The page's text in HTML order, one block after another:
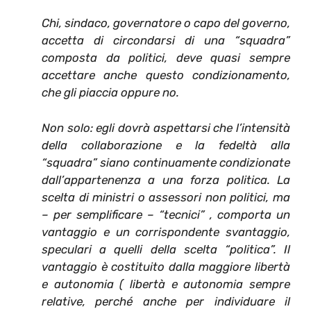
Chi, sindaco, governatore o capo del governo,
accetta di circondarsi di una “squadra”
composta da politici, deve quasi sempre
accettare anche questo condizionamento,
che gli piaccia oppure no.
Non solo: egli dovrà aspettarsi che l’intensità
della collaborazione e la fedeltà alla
“squadra” siano continuamente condizionate
dall’appartenenza a una forza politica. La
scelta di ministri o assessori non politici, ma
– per semplificare – “tecnici” , comporta un
vantaggio e un corrispondente svantaggio,
speculari a quelli della scelta “politica”. Il
vantaggio è costituito dalla maggiore libertà
e autonomia ( libertà e autonomia sempre
relative, perché anche per individuare il